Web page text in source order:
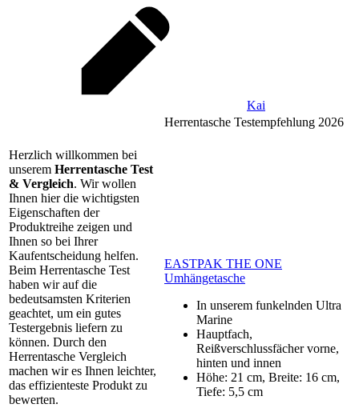
Kai
Herzlich willkommen bei
unserem Herrentasche Test
& Vergleich. Wir wollen
Ihnen hier die wichtigsten
Eigenschaften der
Produktreihe zeigen und
Ihnen so bei Ihrer
Kaufentscheidung helfen.
Beim Herrentasche Test
haben wir auf die
bedeutsamsten Kriterien
geachtet, um ein gutes
Testergebnis liefern zu
können. Durch den
Herrentasche Vergleich
machen wir es Ihnen leichter,
das effizienteste Produkt zu
bewerten.
Herrentasche Testempfehlung 2026
EASTPAK THE ONE
Umhängetasche
In unserem funkelnden Ultra
Marine
Hauptfach,
Reißverschlussfächer vorne,
hinten und innen
Höhe: 21 cm, Breite: 16 cm,
Tiefe: 5,5 cm